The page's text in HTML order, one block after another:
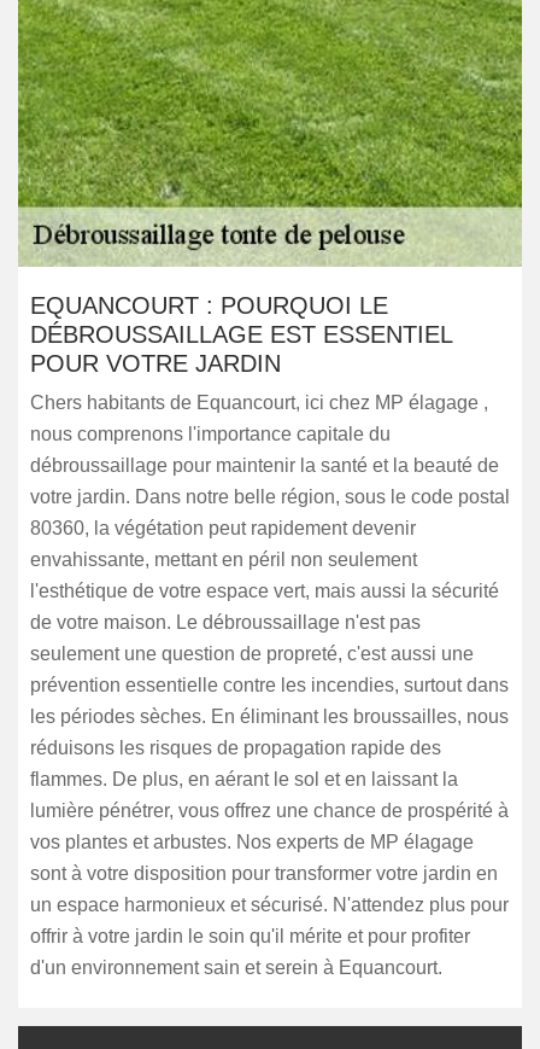
EQUANCOURT : POURQUOI LE
DÉBROUSSAILLAGE EST ESSENTIEL
POUR VOTRE JARDIN
Chers habitants de Equancourt, ici chez MP élagage ,
nous comprenons l'importance capitale du
débroussaillage pour maintenir la santé et la beauté de
votre jardin. Dans notre belle région, sous le code postal
80360, la végétation peut rapidement devenir
envahissante, mettant en péril non seulement
l'esthétique de votre espace vert, mais aussi la sécurité
de votre maison. Le débroussaillage n'est pas
seulement une question de propreté, c'est aussi une
prévention essentielle contre les incendies, surtout dans
les périodes sèches. En éliminant les broussailles, nous
réduisons les risques de propagation rapide des
flammes. De plus, en aérant le sol et en laissant la
lumière pénétrer, vous offrez une chance de prospérité à
vos plantes et arbustes. Nos experts de MP élagage
sont à votre disposition pour transformer votre jardin en
un espace harmonieux et sécurisé. N'attendez plus pour
offrir à votre jardin le soin qu'il mérite et pour profiter
d'un environnement sain et serein à Equancourt.